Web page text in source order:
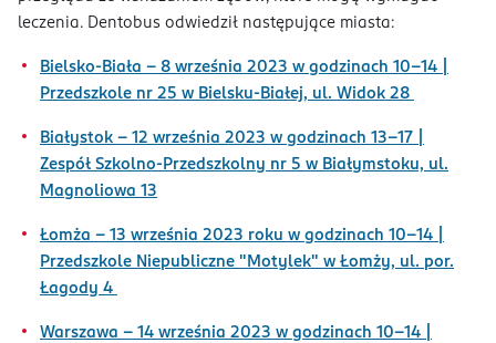
leczenia. Dentobus odwiedził następujące miasta:
Bielsko-Biała – 8 września 2023 w godzinach 10-14 |
Przedszkole nr 25 w Bielsku-Białej, ul. Widok 28
Białystok – 12 września 2023 w godzinach 13-17 |
Zespół Szkolno-Przedszkolny nr 5 w Białymstoku, ul.
Magnoliowa 13
Łomża – 13 września 2023 roku w godzinach 10-14 |
Przedszkole Niepubliczne "Motylek" w Łomży, ul. por.
Łagody 4
Warszawa – 14 września 2023 w godzinach 10-14 |